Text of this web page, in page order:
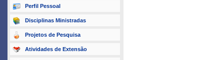
Perfil Pessoal
Disciplinas Ministradas
Projetos de Pesquisa
Atividades de Extensão